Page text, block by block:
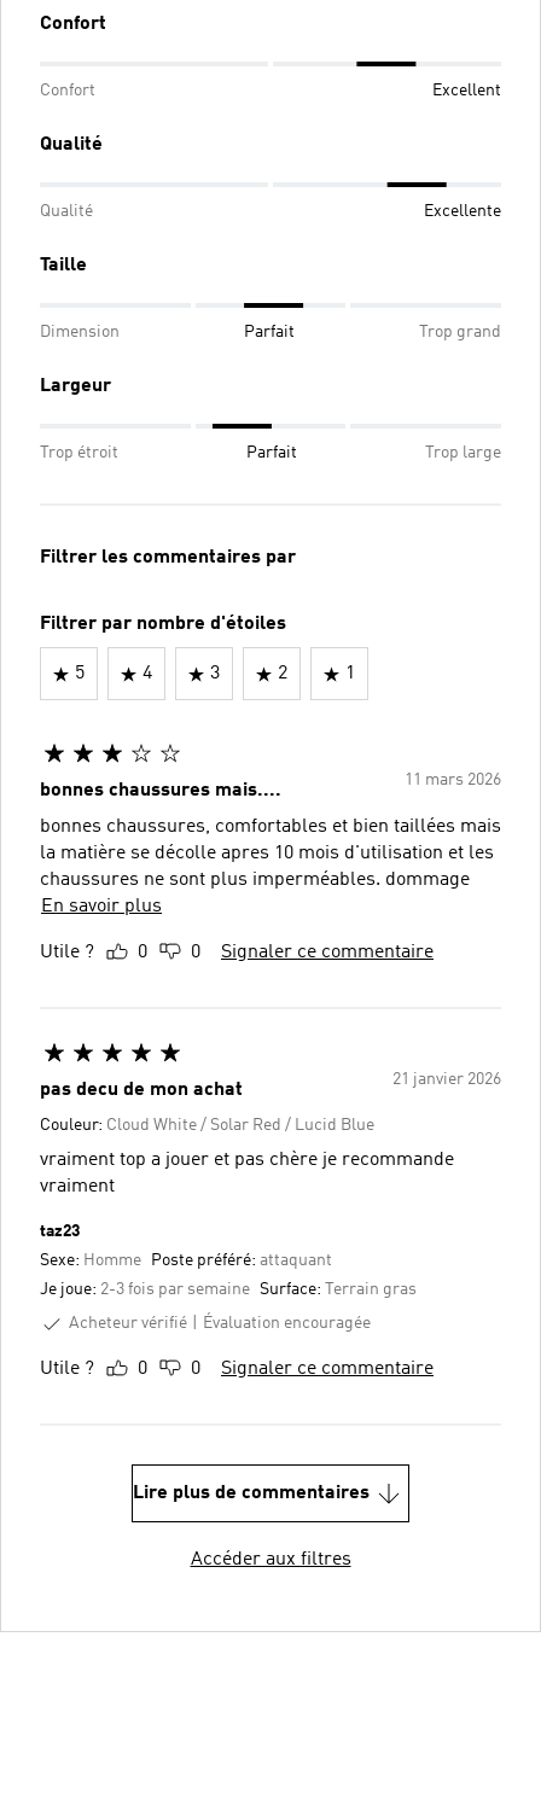
Confort
Confort Excellent
Qualité
Qualité Excellente
Taille
Dimension Parfait Trop grand
Largeur
Trop étroit Parfait Trop large
Filtrer les commentaires par
Filtrer par nombre d'étoiles
5 4 3 2 1
11 mars 2026
bonnes chaussures mais....
bonnes chaussures, comfortables et bien taillées mais
la matière se décolle apres 10 mois d'utilisation et les
chaussures ne sont plus imperméables. dommage
En savoir plus
Utile ? 0 0 Signaler ce commentaire
21 janvier 2026
pas decu de mon achat
Couleur: Cloud White / Solar Red / Lucid Blue
vraiment top a jouer et pas chère je recommande
vraiment
taz23
Sexe: Homme Poste préféré: attaquant
Je joue: 2-3 fois par semaine Surface:
Terrain gras
Acheteur vérifié
Évaluation encouragée
Utile ? 0 0 Signaler ce commentaire
Lire plus de commentaires
Accéder aux filtres